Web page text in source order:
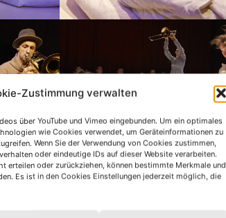
Zustimmung verwalten
über YouTube und Vimeo eingebunden. Um ein optimales
wie Cookies verwendet, um Geräteinformationen zu
Wenn Sie der Verwendung von Cookies zustimmen,
oder eindeutige IDs auf dieser Website verarbeiten.
erteilen oder zurückziehen, können bestimmte Merkmale und
Es ist in den Cookies Einstellungen jederzeit möglich, die